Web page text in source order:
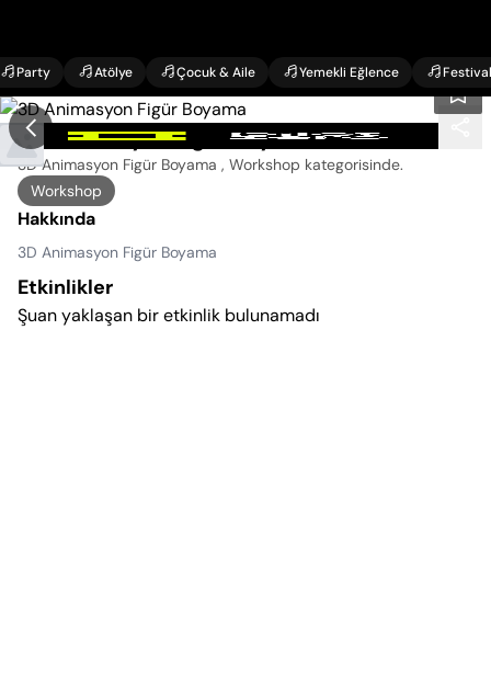
Party Atölye Çocuk & Aile Yemekli Eğlence Festival
3D Animasyon Figür Boyama Etkinlikleri
3D Animasyon Figür Boyama , Workshop kategorisinde.
Workshop
Hakkında
3D Animasyon Figür Boyama
Etkinlikler
Şuan yaklaşan bir etkinlik bulunamadı